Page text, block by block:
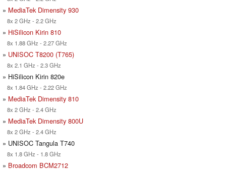
» MediaTek Dimensity 930
8x 2 GHz - 2.2 GHz
» HiSilicon Kirin 810
8x 1.88 GHz - 2.27 GHz
» UNISOC T8200 (T765)
8x 2.1 GHz - 2.3 GHz
» HiSilicon Kirin 820e
8x 1.84 GHz - 2.22 GHz
» MediaTek Dimensity 810
8x 2 GHz - 2.4 GHz
» MediaTek Dimensity 800U
8x 2 GHz - 2.4 GHz
» UNISOC Tangula T740
8x 1.8 GHz - 1.8 GHz
» Broadcom BCM2712